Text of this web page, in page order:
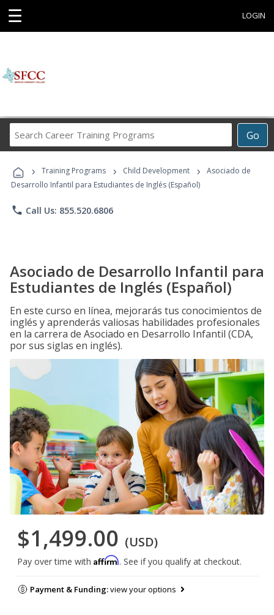
☰ LOGIN
Go
Career
Programs
› Training Programs › Child Development ›
Asociado de
Desarrollo Infantil para Estudiantes de Inglés (Español)
phone Call Us: 855.520.6806
Asociado de Desarrollo Infantil para
Estudiantes de Inglés (Español)
En este curso en línea, mejorarás tus conocimientos de
inglés y aprenderás valiosas habilidades profesionales
en la carrera de Asociado en Desarrollo Infantil (CDA,
por sus siglas en inglés).
$1,499.00 (USD)
Pay over time with Affirm. See if you qualify at checkout.
Payment & Funding:view your options